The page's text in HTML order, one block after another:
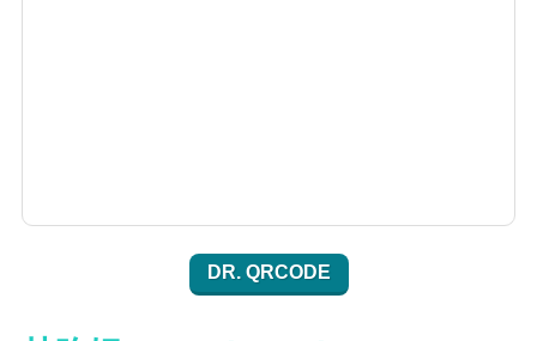
DR. QRCODE